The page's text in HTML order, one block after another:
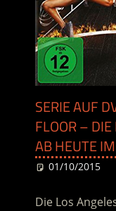
SERIE AUF
FLOOR –
AB HEUTE
01/10/2015
Die Los